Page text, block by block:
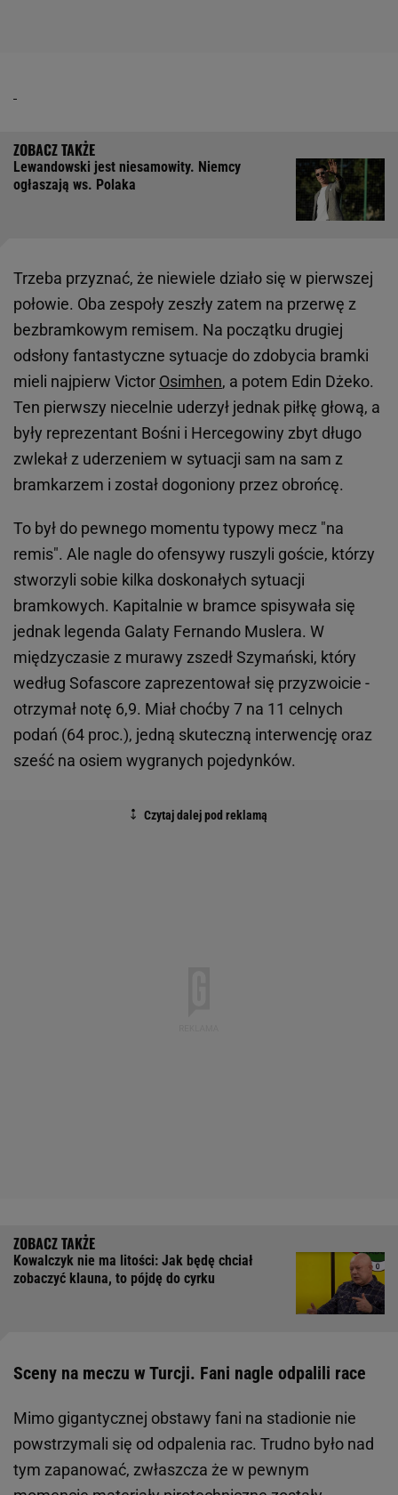
Lewandowski jest niesamowity. Niemcy
ogłaszają ws. Polaka
Trzeba przyznać, że niewiele działo się w pierwszej
połowie. Oba zespoły zeszły zatem na przerwę z
bezbramkowym remisem. Na początku drugiej
odsłony fantastyczne sytuacje do zdobycia bramki
mieli najpierw Victor Osimhen, a potem Edin Dżeko.
Ten pierwszy niecelnie uderzył jednak piłkę głową, a
były reprezentant Bośni i Hercegowiny zbyt długo
zwlekał z uderzeniem w sytuacji sam na sam z
bramkarzem i został dogoniony przez obrońcę.
To był do pewnego momentu typowy mecz "na
remis". Ale nagle do ofensywy ruszyli goście, którzy
stworzyli sobie kilka doskonałych sytuacji
bramkowych. Kapitalnie w bramce spisywała się
jednak legenda Galaty Fernando Muslera. W
międzyczasie z murawy zszedł Szymański, który
według Sofascore zaprezentował się przyzwoicie -
otrzymał notę 6,9. Miał choćby 7 na 11 celnych
podań (64 proc.), jedną skuteczną interwencję oraz
sześć na osiem wygranych pojedynków.
Kowalczyk nie ma litości: Jak będę chciał
zobaczyć klauna, to pójdę do cyrku
Sceny na meczu w Turcji. Fani nagle odpalili race
Mimo gigantycznej obstawy fani na stadionie nie
powstrzymali się od odpalenia rac. Trudno było nad
tym zapanować, zwłaszcza że w pewnym